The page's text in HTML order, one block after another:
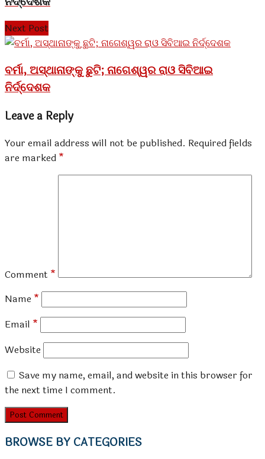
Next Post
ବର୍ମା, ଅସ୍ଥାନାଙ୍କୁ ଛୁଟି; ନାଗେଶ୍ୱର ରାଓ ସିବିଆଇ
ନିର୍ଦ୍ଦେଶକ
Leave a Reply
Your email address will not be published. Required fields
are marked *
Comment *
Name *
Email *
Website
Save my name, email, and website in this browser for
the next time I comment.
BROWSE BY CATEGORIES